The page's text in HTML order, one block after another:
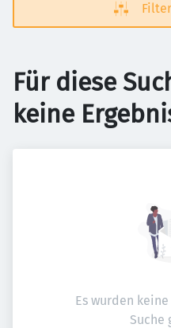
Für diese
keine
Es wurden
Suche